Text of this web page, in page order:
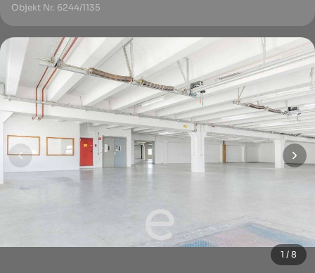
Objekt Nr. 6244/1135
1 / 8